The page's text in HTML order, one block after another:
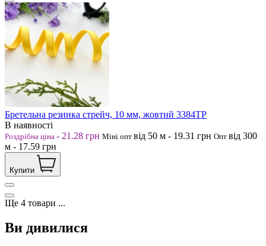
Бретельна резинка стрейч, 10 мм, жовтий 3384ТР
В наявності
Роздрібна ціна - 21.28 грн Міні опт від 50 м - 19.31 грн Опт від 300
м - 17.59 грн
Купити
Ще 4 товари ...
Ви дивилися